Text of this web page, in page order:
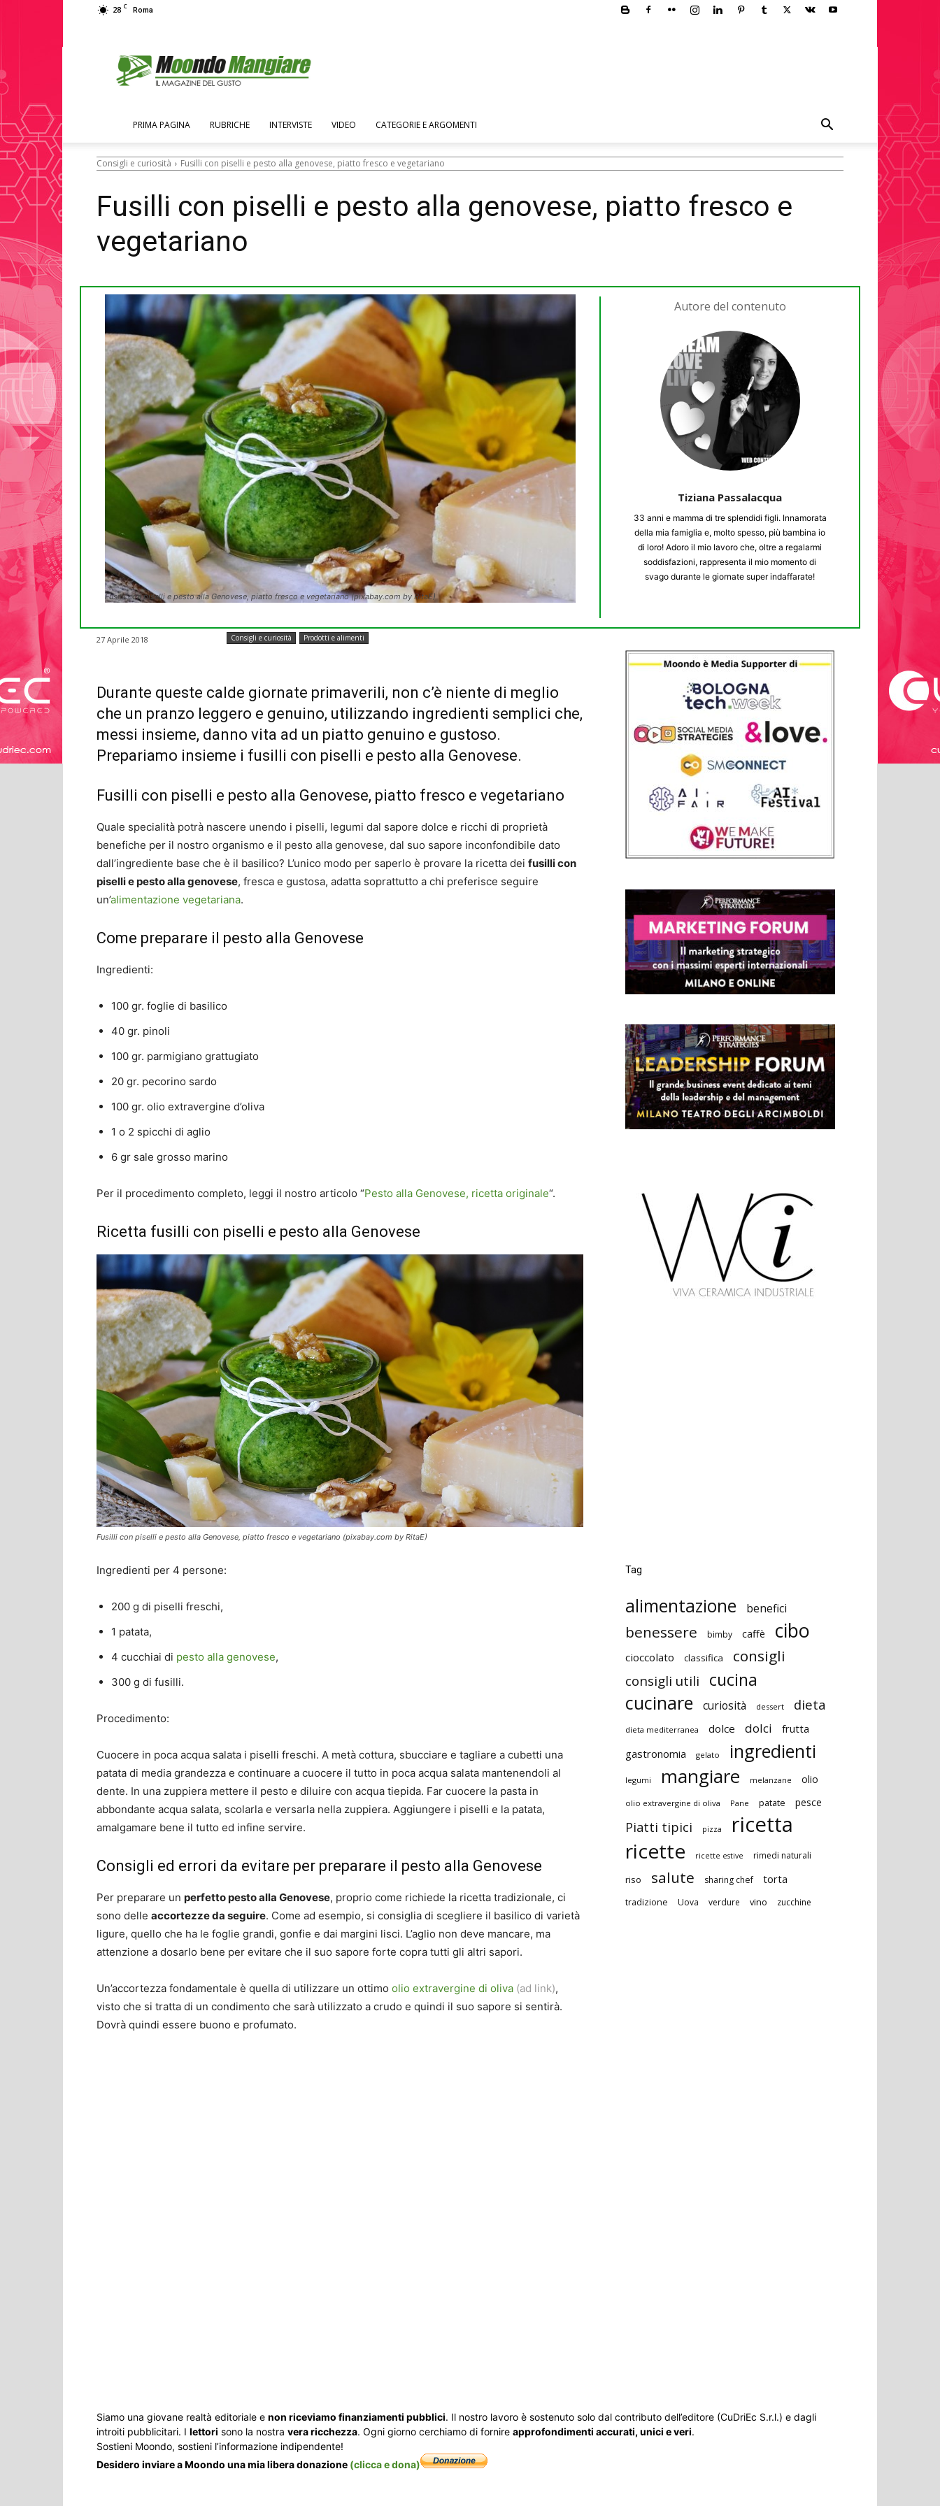
28 C Roma
Mangiare
PRIMA PAGINA RUBRICHE INTERVISTE VIDEO CATEGORIE E ARGOMENTI
Consigli e curiosità Fusilli con piselli e pesto alla genovese, piatto fresco e vegetariano
Fusilli con piselli e pesto alla genovese, piatto fresco e
vegetariano
Fusilli con piselli e pesto alla Genovese, piatto fresco e vegetariano (pixabay.com by RitaE)
Autore del contenuto
Tiziana Passalacqua
33 anni e mamma di tre splendidi figli. Innamorata
della mia famiglia e, molto spesso, più bambina io
di loro! Adoro il mio lavoro che, oltre a regalarmi
soddisfazioni, rappresenta il mio momento di
svago durante le giornate super indaffarate!
27 Aprile 2018 Consigli e curiosità Prodotti e alimenti
Durante queste calde giornate primaverili, non c’è niente di meglio
che un pranzo leggero e genuino, utilizzando ingredienti semplici che,
messi insieme, danno vita ad un piatto genuino e gustoso.
Prepariamo insieme i fusilli con piselli e pesto alla Genovese.
Fusilli con piselli e pesto alla Genovese, piatto fresco e vegetariano
Quale specialità potrà nascere unendo i piselli, legumi dal sapore dolce e ricchi di proprietà
benefiche per il nostro organismo e il pesto alla genovese, dal suo sapore inconfondibile dato
dall’ingrediente base che è il basilico? L’unico modo per saperlo è provare la ricetta dei fusilli con
piselli e pesto alla genovese, fresca e gustosa, adatta soprattutto a chi preferisce seguire
un’alimentazione vegetariana.
Come preparare il pesto alla Genovese
Ingredienti:
100 gr. foglie di basilico
40 gr. pinoli
100 gr. parmigiano grattugiato
20 gr. pecorino sardo
100 gr. olio extravergine d’oliva
1 o 2 spicchi di aglio
6 gr sale grosso marino
Per il procedimento completo, leggi il nostro articolo “Pesto alla Genovese, ricetta originale“.
Ricetta fusilli con piselli e pesto alla Genovese
Fusilli con piselli e pesto alla Genovese, piatto fresco e vegetariano (pixabay.com by RitaE)
Ingredienti per 4 persone:
200 g di piselli freschi,
1 patata,
4 cucchiai di pesto alla genovese,
300 g di fusilli.
Procedimento:
Cuocere in poca acqua salata i piselli freschi. A metà cottura, sbucciare e tagliare a cubetti una
patata di media grandezza e continuare a cuocere il tutto in poca acqua salata mantenendoli al
dente. In una zuppiera mettere il pesto e diluire con acqua tiepida. Far cuocere la pasta in
abbondante acqua salata, scolarla e versarla nella zuppiera. Aggiungere i piselli e la patata,
amalgamare bene il tutto ed infine servire.
Consigli ed errori da evitare per preparare il pesto alla Genovese
Per preparare un perfetto pesto alla Genovese, proprio come richiede la ricetta tradizionale, ci
sono delle accortezze da seguire. Come ad esempio, si consiglia di scegliere il basilico di varietà
ligure, quello che ha le foglie grandi, gonfie e dai margini lisci. L’aglio non deve mancare, ma
attenzione a dosarlo bene per evitare che il suo sapore forte copra tutti gli altri sapori.
Un’accortezza fondamentale è quella di utilizzare un ottimo olio extravergine di oliva (ad link),
visto che si tratta di un condimento che sarà utilizzato a crudo e quindi il suo sapore si sentirà.
Dovrà quindi essere buono e profumato.
Tag
alimentazione benefici
benessere bimby caffè cibo
cioccolato classifica consigli
consigli utili cucina
cucinare curiosità dessert dieta
dieta mediterranea dolce dolci
frutta
gastronomia
gelato ingredienti
legumi mangiare melanzane olio
olio extravergine di oliva Pane patate pesce
Piatti tipici pizza ricetta
ricette ricette estive rimedi naturali
riso salute sharing chef torta
tradizione Uova verdure vino zucchine
Siamo una giovane realtà editoriale e non riceviamo finanziamenti pubblici. Il nostro lavoro è sostenuto solo dal contributo dell’editore (CuDriEc S.r.l.) e dagli
introiti pubblicitari. I lettori sono la nostra vera ricchezza. Ogni giorno cerchiamo di fornire approfondimenti accurati, unici e veri.
Sostieni Moondo, sostieni l’informazione indipendente!
Desidero inviare a Moondo una mia libera donazione (clicca e dona)